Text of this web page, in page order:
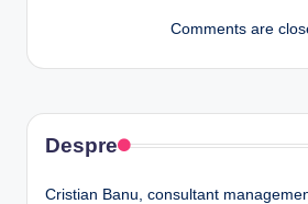
Comments are
Despre
Cristian Banu, consultant